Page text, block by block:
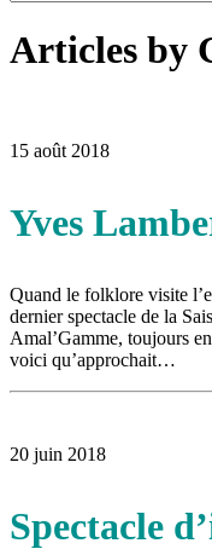
16 juillet 2026
16 juillet 2026 |
|
14 octobre 2015
de Prévost
Articles by
15 août 2018
Yves
Quand le folklore visite
dernier spectacle de la
Amal’Gamme, toujours
voici qu’approchait…
20 juin 2018
Spectacle